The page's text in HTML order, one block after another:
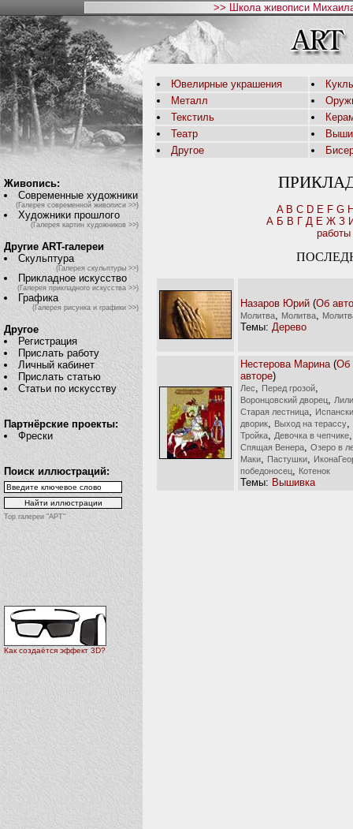
>> Школа живописи
Живопись:
Современные художники
(Галерея современной живописи >>)
Художники прошлого
(Галерея картин художников >>)
Другие ART-галереи
Скульптура
(Галерея скульптуры >>)
Прикладное искусство
(Галерея прикладного искусства >>)
Графика
(Галерея рисунка и графики >>)
Другое
Регистрация
Прислать работу
Личный кабинет
Прислать статью
Статьи по искусству
Партнёрские проекты:
Фрески
Поиск иллюстраций:
Top галереи "АРТ"
Как создаётся эффект 3D?
Ювелирные украшения
Металл
Текстиль
Театр
Другое
A B C D E F G
А Б В Г Д Е Ж З
работы
Назаров Юрий (Об
Молитва Молитва
Темы: Дерево
Нестерова Марина (Об
авторе)
Лес Перед грозой
Воронцовский дворец
Старая лестница
дворик
Выход на терассу
Тройка Девочка в чепчике
Спящая Венера
Озеро в
Маки
Пастушки
победоносец
Котенок
Темы: Вышивка